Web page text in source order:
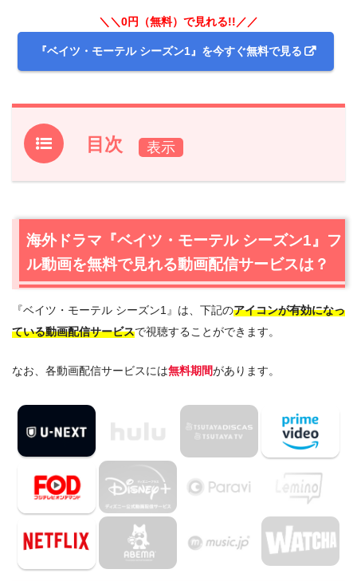
＼＼0円（無料）で見れる!!／／
『ベイツ・モーテル シーズン1』を今すぐ無料で見る
目次
1.海外ドラマ『ベイツ・モーテル シーズン1』フル動画を
はU-NEXTが一番おすすめ
1.2海外ドラマ『ベイツ・モーテル シーズン1』の無料視聴
はフジテレビ公式のFODプレミアムもおすすめ
2.『ベイツ・モーテル シーズン1』作品情報
2.1『ベイツ・モーテル シーズン1』あらすじ
2.4『ベイツ・モーテル シーズン1』は日本語吹替版も楽
3.『ベイツ・モーテル シーズン1』を見たい人におすすめ
の関連作品
4.
海外ドラマ『ベイツ・モーテル シーズン1』の動画は
DailymotionやPandoraではなく、配信サービスで安全に
見よう
5.海外ドラマ『ベイツ・モーテル シーズン1』動画フル無
海外ドラマ『ベイツ・モーテル シーズン1』フ
ル動画を無料で見れる動画配信サービスは？
『ベイツ・モーテル シーズン1』は、下記のアイコンが有効になっ
ている動画配信サービスで視聴することができます。
なお、各動画配信サービスには無料期間があります。